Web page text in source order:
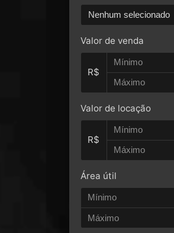
Nenhum selecionado
Valor de venda
R$
Valor de locação
R$
Área útil